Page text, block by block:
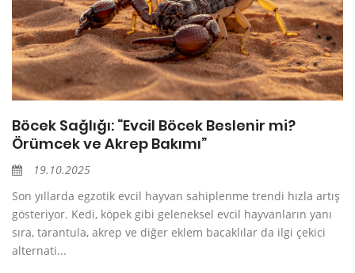
Böcek Sağlığı: “Evcil Böcek Beslenir mi?
Örümcek ve Akrep Bakımı”
19.10.2025
Son yıllarda egzotik evcil hayvan sahiplenme trendi hızla artış
gösteriyor. Kedi, köpek gibi geleneksel evcil hayvanların yanı
sıra, tarantula, akrep ve diğer eklem bacaklılar da ilgi çekici
alternati...